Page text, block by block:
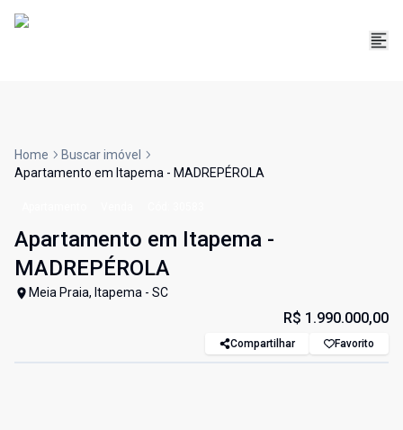
Home
Buscar imóvel
Apartamento em Itapema - MADREPÉROLA
Apartamento em Itapema -
MADREPÉROLA
Meia Praia, Itapema - SC
R$ 1.990.000,00
Compartilhar Favorito